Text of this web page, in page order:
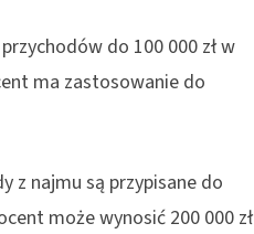
do 100 000 zł w
ma zastosowanie do
z najmu są przypisane do
może wynosić 200 000 zł